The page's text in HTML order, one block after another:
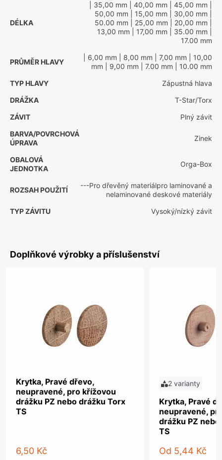
DÉLKA
| 35,00 mm | 40,00 mm | 45,00 mm
50,00 mm | 15,00 mm | 30,00 mm
50.00 mm | 25,00 mm | 20,00 mm
13,00 mm | 17,00 mm | 35.00 mm
17.00 mm
PRŮMĚR HLAVY
| 6,00 mm | 8,00 mm | 7,00 mm | 10,00
mm | 9,00 mm | 7.00 mm | 10.00 mm
TYP HLAVY
Zápustná hlava
DRÁŽKA
T-Star/Torx
ZÁVIT
Plný závit
BARVA/POVRCHOVÁ
ÚPRAVA
Zinek
OBALOVÁ
JEDNOTKA
Orga-Box
ROZSAH POUŽITÍ
---Pro dřevěný materiálpro laminované a
nelaminované deskové materiály
TYP ZÁVITU
Vysoký/nízký závit
Doplňkové výrobky a příslušenství
Krytka, Pravé dřevo,
neupravené, pro křížovou
drážku PZ nebo drážku Torx
TS
6,50 Kč
2 varianty
Krytka, Pravé
neupravené,
drážku PZ
TS
Od 5,44 Kč